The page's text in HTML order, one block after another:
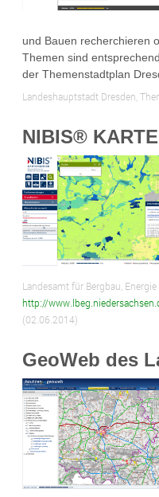
und Bauen recherchieren
Themen sind
der Themenstadtplan
Landeshauptstadt Dresden,
NIBIS®
Landesamt für Bergbau,
http://
(02.06.2014)
GeoWeb des